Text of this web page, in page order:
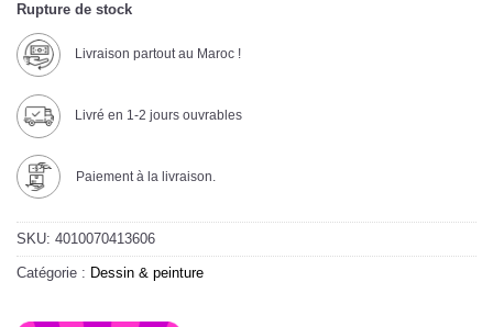
Rupture de stock
Livraison partout au Maroc !
Livré en 1-2 jours ouvrables
Paiement à la livraison.
SKU: 4010070413606
Catégorie : Dessin & peinture